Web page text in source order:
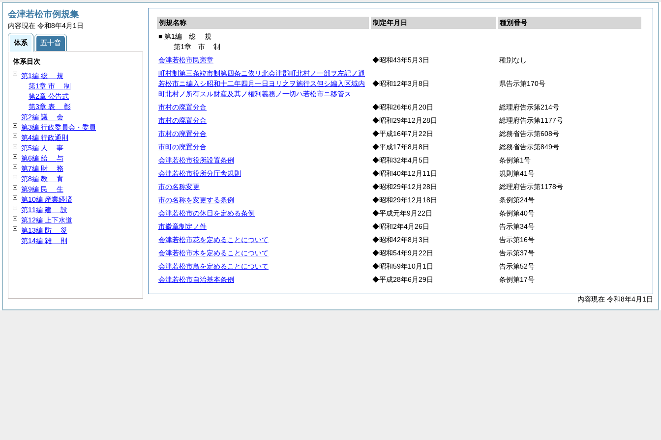
例規名称 制定年月日
種別番号
■ 第1編 総 規
第1章 市制
会津若松市民憲章
◆昭和43年5月3日
種別なし
町村制第三条竝市制第四条ニ依リ北会津郡町北村ノ一部ヲ左記ノ通
若松市ニ編入シ昭和十二年四月一日ヨリ之ヲ施行ス但シ編入区域内
町北村ノ所有スル財産及其ノ権利義務ノ一切ハ若松市ニ移管ス
◆昭和12年3月8日 県告示第170号
市村の廃置分合 ◆昭和26年6月20日
総理府告示第214号
市村の廃置分合
◆昭和29年12月28日
総理府告示第1177号
市村の廃置分合
◆平成16年7月22日
総務省告示第608号
市町の廃置分合
◆平成17年8月8日
総務省告示第849号
会津若松市役所設置条例
◆昭和32年4月5日
条例第1号
会津若松市役所分庁舎規則
◆昭和40年12月11日
規則第41号
市の名称変更
◆昭和29年12月28日
総理府告示第1178号
市の名称を変更する条例
◆昭和29年12月18日
条例第24号
会津若松市の休日を定める条例
◆平成元年9月22日
条例第40号
市徽章制定ノ件
◆昭和2年4月26日
告示第34号
会津若松市花を定めることについて
◆昭和42年8月3日
告示第16号
会津若松市木を定めることについて
◆昭和54年9月22日
告示第37号
会津若松市鳥を定めることについて
◆昭和59年10月1日
告示第52号
会津若松市自治基本条例
◆平成28年6月29日 条例第17号
内容現在 令和8年4月1日
会津若松市例規集
内容現在 令和8年4月1日
体系 五十音
体系目次
第1編 総 規
第1章 市 制
第2章 公告式
第3章 表 彰
第2編 議 会
第3編 行政委員会・委員
第4編 行政通則
第5編 人 事
第6編 給 与
第7編 財 務
第8編 教 育
第9編 民 生
第10編 産業経済
第11編 建 設
第12編 上下水道
第13編 防 災
第14編 雑 則